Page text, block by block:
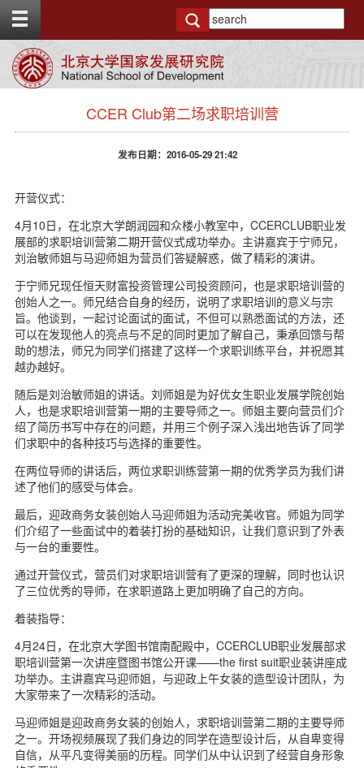
g
e
CCER Club第二场求职培训营
发布日期：2016-05-29 21:42
开营仪式：
4月10日，在北京大学朗润园和众楼小教室中，CCERCLUB职业发
展部的求职培训营第二期开营仪式成功举办。主讲嘉宾于宁师兄，
刘治敏师姐与马迎师姐为营员们答疑解惑，做了精彩的演讲。
于宁师兄现任恒天财富投资管理公司投资顾问，也是求职培训营的
创始人之一。师兄结合自身的经历，说明了求职培训的意义与宗
旨。他谈到，一起讨论面试的面试，不但可以熟悉面试的方法，还
可以在发现他人的亮点与不足的同时更加了解自己，秉承回馈与帮
助的想法，师兄为同学们搭建了这样一个求职训练平台，并祝愿其
越办越好。
随后是刘治敏师姐的讲话。刘师姐是为好优女生职业发展学院创始
人，也是求职培训营第一期的主要导师之一。师姐主要向营员们介
绍了简历书写中存在的问题，并用三个例子深入浅出地告诉了同学
们求职中的各种技巧与选择的重要性。
在两位导师的讲话后，两位求职训练营第一期的优秀学员为我们讲
述了他们的感受与体会。
最后，迎政商务女装创始人马迎师姐为活动完美收官。师姐为同学
们介绍了一些面试中的着装打扮的基础知识，让我们意识到了外表
与一台的重要性。
通过开营仪式，营员们对求职培训营有了更深的理解，同时也认识
了三位优秀的导师，在求职道路上更加明确了自己的方向。
着装指导：
4月24日，在北京大学图书馆南配殿中，CCERCLUB职业发展部求
职培训营第一次讲座暨图书馆公开课——the first suit职业装讲座成
功举办。主讲嘉宾马迎师姐，与迎政上午女装的造型设计团队，为
大家带来了一次精彩的活动。
马迎师姐是迎政商务女装的创始人，求职培训营第二期的主要导师
之一。开场视频展现了我们身边的同学在造型设计后，从自卑变得
自信，从平凡变得美丽的历程。同学们从中认识到了经营自身形象